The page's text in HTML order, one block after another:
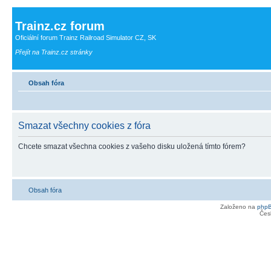
Trainz.cz forum
Oficiální forum Trainz Railroad Simulator CZ, SK
Přejít na Trainz.cz stránky
Obsah fóra
Smazat všechny cookies z fóra
Chcete smazat všechna cookies z vašeho disku uložená tímto fórem?
Obsah fóra
Založeno na